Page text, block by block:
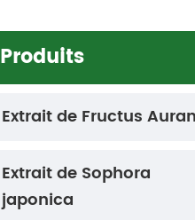
Produits
Extrait de Fructus
Extrait de Sophora
japonica